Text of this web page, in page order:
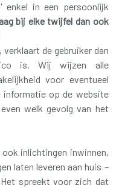
enkel in een persoonlijk
bij elke twijfel dan ook
de gebruiker dan
is. Wij wijzen alle
voor eventueel
informatie op de website
welk gevolg van het
inlichtingen inwinnen,
laten leveren aan huis –
spreekt voor zich dat